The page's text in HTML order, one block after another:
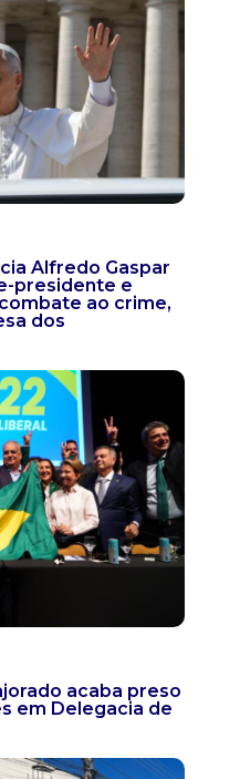
Alfredo Gaspar
presidente e
ao crime,
dos
acaba preso
em Delegacia de